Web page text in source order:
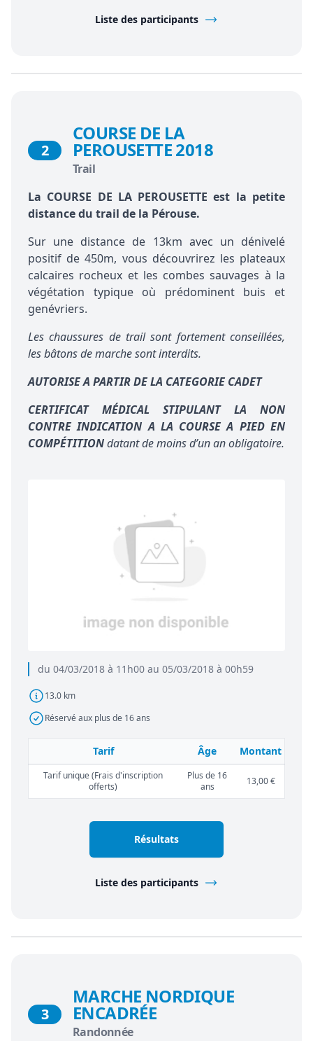
Liste des participants
du 04/03/2018 à 11h00 au 05/03/2018 à 00h59
13.0 km
Réservé aux plus de 16 ans
2
COURSE DE LA
PEROUSETTE 2018
Trail
La COURSE DE LA PEROUSETTE est la petite
distance du trail de la Pérouse.
Sur une distance de 13km avec un dénivelé
positif de 450m, vous découvrirez les plateaux
calcaires rocheux et les combes sauvages à la
végétation typique où prédominent buis et
genévriers.
Les chaussures de trail sont fortement conseillées,
les bâtons de marche sont interdits.
AUTORISE A PARTIR DE LA CATEGORIE CADET
CERTIFICAT MÉDICAL STIPULANT LA NON
CONTRE INDICATION A LA COURSE A PIED EN
COMPÉTITIONdatant de moins d’un an obligatoire.
Tarif Âge Montant
Tarif unique (Frais d'inscription
offerts)
Plus de 16
ans
13,00 €
Résultats
Liste des participants
3
MARCHE NORDIQUE
ENCADRÉE
Randonnée